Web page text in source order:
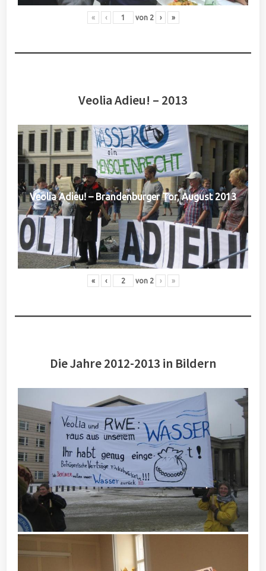
« ‹ von 2 › »
Veolia Adieu! – 2013
Veolia Adieu! – Brandenburger Tor, August 2013
« ‹ von 2 › »
Die Jahre 2012-2013 in Bildern